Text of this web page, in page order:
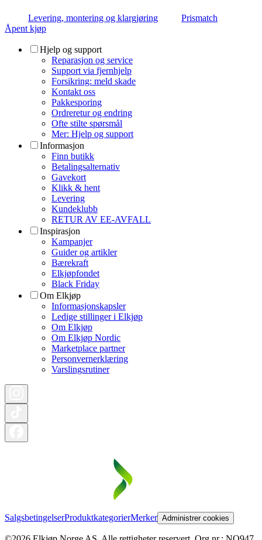
Levering, montering og klargjøring
Prismatch
Åpent kjøp
Hjelp og support
Reparasjon og service
Support via fjernhjelp
Forsikring: meld skade
Kontakt oss
Pakkesporing
Ordreretur og endring
Ofte stilte spørsmål
Mer: Hjelp og support
Informasjon
Finn butikk
Betalingsalternativ
Gavekort
Klikk & hent
Levering
Kundeklubb
RETUR AV EE-AVFALL
Inspirasjon
Kampanjer
Guider og artikler
Bærekraft
Elkjøpfondet
Black Friday
Om Elkjøp
Informasjonskapsler
Ledige stillinger i Elkjøp
Om Elkjøp
Om Elkjøp Nordic
Marketplace partner
Personvernerklæring
Varslingsrutiner
SalgsbetingelserProduktkategorierMerker Administrer cookies